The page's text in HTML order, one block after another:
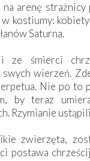
arenę strażnicy
kostiumy:
Saturna.
ze śmierci
wierzeń.
Nie po to
by teraz
Rzymianie
zwierzęta,
postawa